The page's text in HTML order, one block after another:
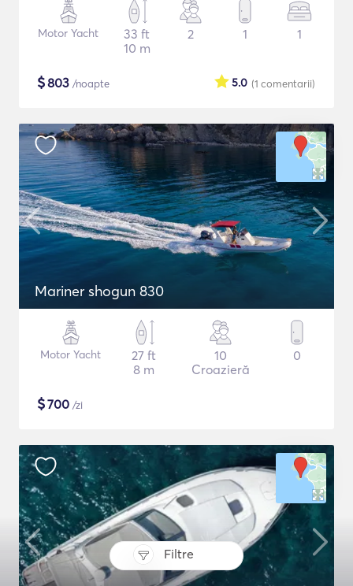
Filtre
Motor Yacht
33 ft
10 m
2 1 1
$803 /noapte (1 comentarii)
5.0
Mariner shogun 830
Motor Yacht
27 ft
8 m
10
Croazieră
0
$700 /zi